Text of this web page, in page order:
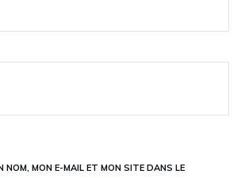
NOM, MON E-MAIL ET MON SITE DANS LE